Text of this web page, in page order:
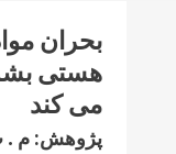
بحران
هستی
می کند
پژوهش: م .